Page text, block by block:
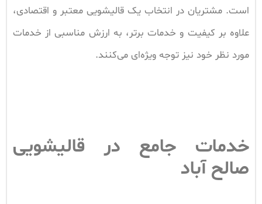
است. مشتریان در انتخاب یک قالیشویی معتبر و اقتصادی،
علاوه بر کیفیت و خدمات برتر، به ارزش مناسبی از خدمات
مورد نظر خود نیز توجه ویژه‌ای می‌کنند.
خدمات جامع در قالیشویی
صالح آباد